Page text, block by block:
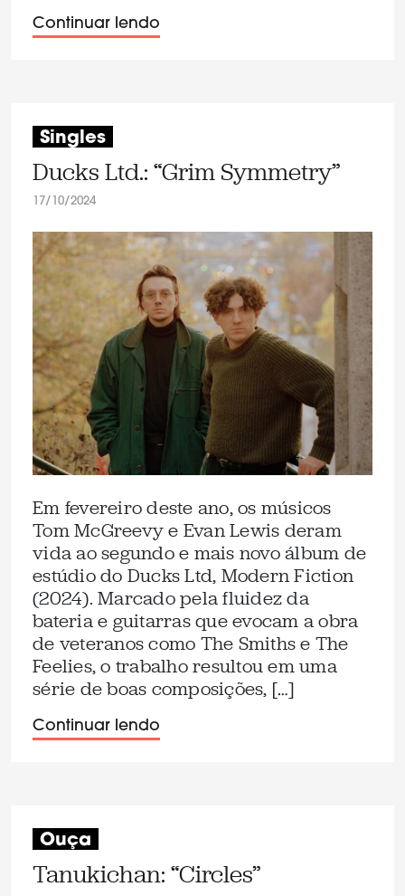
Continuar lendo
Singles
Ducks Ltd.: “Grim Symmetry”
17/10/2024
Em fevereiro deste ano, os músicos
Tom McGreevy e Evan Lewis deram
vida ao segundo e mais novo álbum de
estúdio do Ducks Ltd, Modern Fiction
(2024). Marcado pela fluidez da
bateria e guitarras que evocam a obra
de veteranos como The Smiths e The
Feelies, o trabalho resultou em uma
série de boas composições, […]
Continuar lendo
Ouça
Tanukichan: “Circles”